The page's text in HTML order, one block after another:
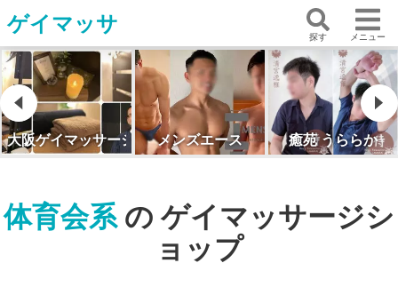
ゲイマッサ
探す メニュー
フォアハンズ
メンズエース 癒苑 うららか 沖縄・宮古島・メ
体育会系の ゲイマッサージシ
ョップ